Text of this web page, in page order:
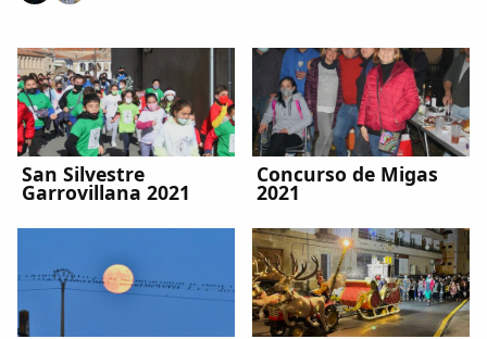
Dichos
Cancionero Local
Peñas
San Silvestre
Garrovillana 2021
Concurso de Migas
2021